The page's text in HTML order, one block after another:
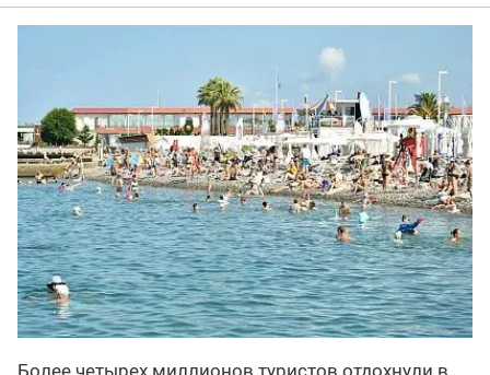
Более четырех миллионов туристов отдохнули в